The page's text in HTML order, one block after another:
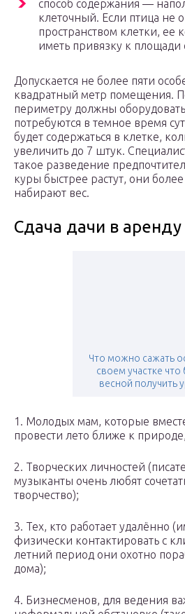
способ содержания —
клеточный. Если птица не
пространством клетки, ее
иметь привязку к площади
Допускается не более пяти
квадратный метр помещения.
периметру должны
потребуются в темное время
будет содержаться в клетке,
увеличить до 7 штук.
такое разведение
куры быстрее растут, они
набирают вес.
Сдача дачи в аренду
Что можно сажать
своем участке
весной получить
1. Молодых мам, которые
провести лето ближе к
2. Творческих личностей
музыканты очень любят
творчество);
3. Тех, кто работает удалённо
физически контактировать с
летний период они охотно
дома);
4. Бизнесменов, для ведения